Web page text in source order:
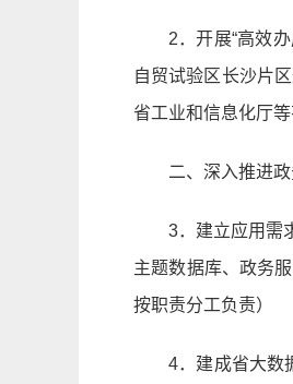
2．开展“高效
自贸试验区长沙片
省工业和信息化厅
二、深入推进
3．建立应用需
主题数据库、政务
按职责分工负责）
4．建成省大数